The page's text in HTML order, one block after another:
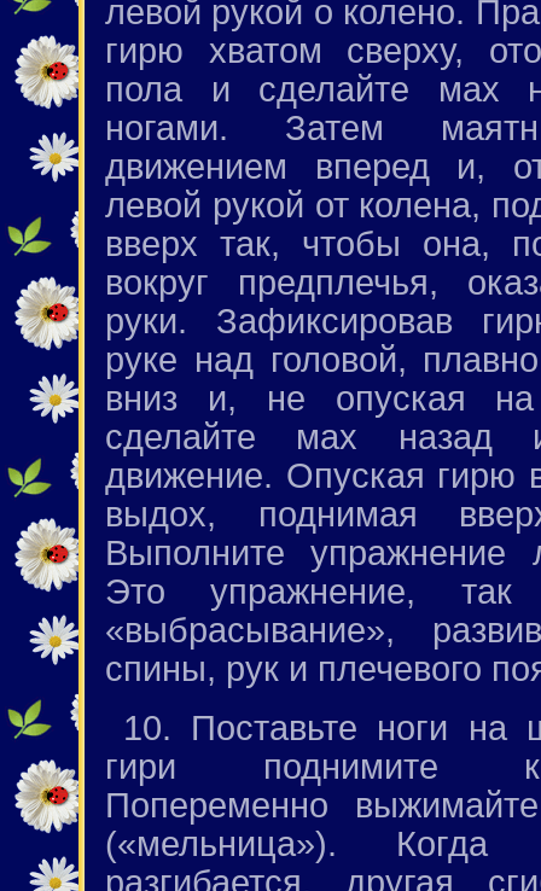
левой рукой о колено.
гирю хватом сверху,
пола и сделайте мах
ногами. Затем
движением вперед и,
левой рукой от колена,
вверх так, чтобы она,
вокруг предплечья,
руки. Зафиксировав
руке над головой,
вниз и, не опуская
сделайте мах назад
движение. Опуская гирю
выдох, поднимая
Выполните упражнение
Это упражнение, так
«выбрасывание»,
спины, рук и плечевого
10. Поставьте ноги на
гири поднимите
Попеременно
(«мельница»).
разгибается, другая